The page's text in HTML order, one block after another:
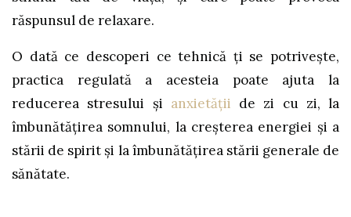
răspunsul de relaxare.
O dată ce descoperi ce tehnică ți se potrivește,
practica regulată a acesteia poate ajuta la
reducerea stresului și anxietății de zi cu zi, la
îmbunătățirea somnului, la creșterea energiei și a
stării de spirit și la îmbunătățirea stării generale de
sănătate.